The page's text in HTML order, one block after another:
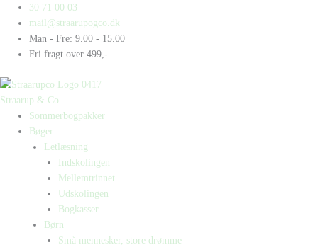
indholdet
30 71 00 03
mail@straarupogco.dk
Man - Fre: 9.00 - 15.00
Fri fragt over 499,-
Straarup & Co
Sommerbogpakker
Bøger
Letlæsning
Indskolingen
Mellemtrinnet
Udskolingen
Bogkasser
Børn
Små mennesker, store drømme
Products
search
Products
search